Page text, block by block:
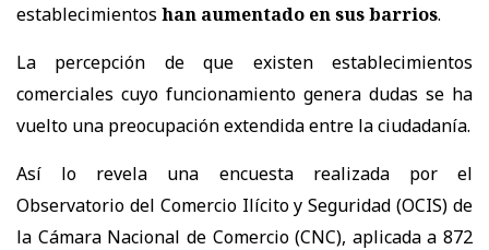
establecimientos han aumentado en sus barrios.
La percepción de que existen establecimientos
comerciales cuyo funcionamiento genera dudas se ha
vuelto una preocupación extendida entre la ciudadanía.
Así lo revela una encuesta realizada por el
Observatorio del Comercio Ilícito y Seguridad (OCIS) de
la Cámara Nacional de Comercio (CNC), aplicada a 872